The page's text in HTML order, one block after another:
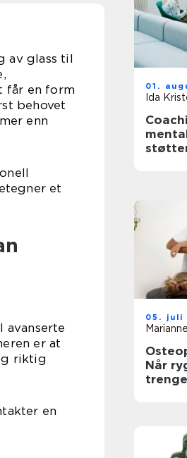
av glass til
får en form
behovet
enn
et
avanserte
er at
riktig
en
01.
Ida
05. juli
Når